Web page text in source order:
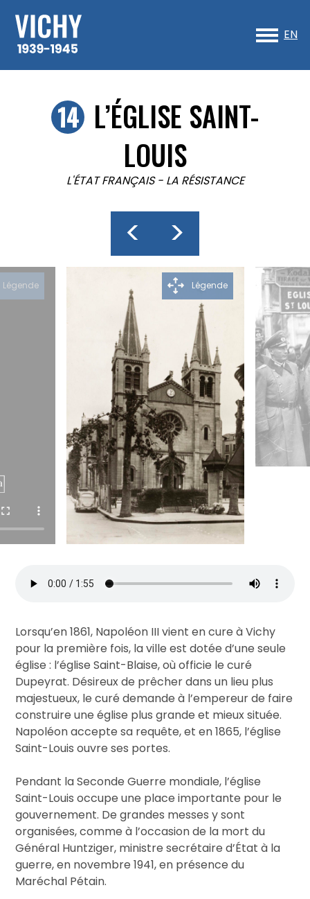
EN
to
L’ÉGLISE SAINT-
LOUIS
L'ÉTAT FRANÇAIS-LA RÉSISTANCE
<
Légende Légende
>
Lorsqu’en 1861, Napoléon III vient en cure à Vichy
pour la première fois, la ville est dotée d’une seule
église : l’église Saint-Blaise, où officie le curé
Dupeyrat. Désireux de prêcher dans un lieu plus
majestueux, le curé demande à l’empereur de faire
construire une église plus grande et mieux située.
Napoléon accepte sa requête, et en 1865, l’église
Saint-Louis ouvre ses portes.
Pendant la Seconde Guerre mondiale, l’église
Saint-Louis occupe une place importante pour le
gouvernement. De grandes messes y sont
organisées, comme à l’occasion de la mort du
Général Huntziger, ministre secrétaire d’État à la
guerre, en novembre 1941, en présence du
Maréchal Pétain.